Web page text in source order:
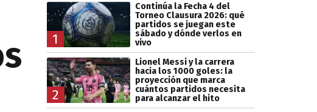
1
Continúa la Fecha 4 del
Torneo Clausura 2026: qué
partidos se juegan este
sábado y dónde verlos en
vivo
2
Lionel Messi y la carrera
hacia los 1000 goles: la
proyección que marca
cuántos partidos necesita
para alcanzar el hito